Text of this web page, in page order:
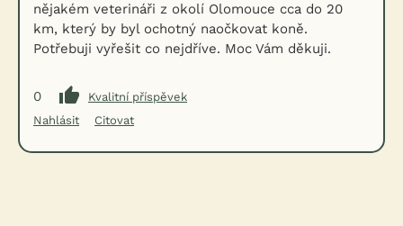
nějakém veterináři z okolí Olomouce cca do 20
km, který by byl ochotný naočkovat koně.
Potřebuji vyřešit co nejdříve. Moc Vám děkuji.
0
Kvalitní příspěvek
Nahlásit
Citovat